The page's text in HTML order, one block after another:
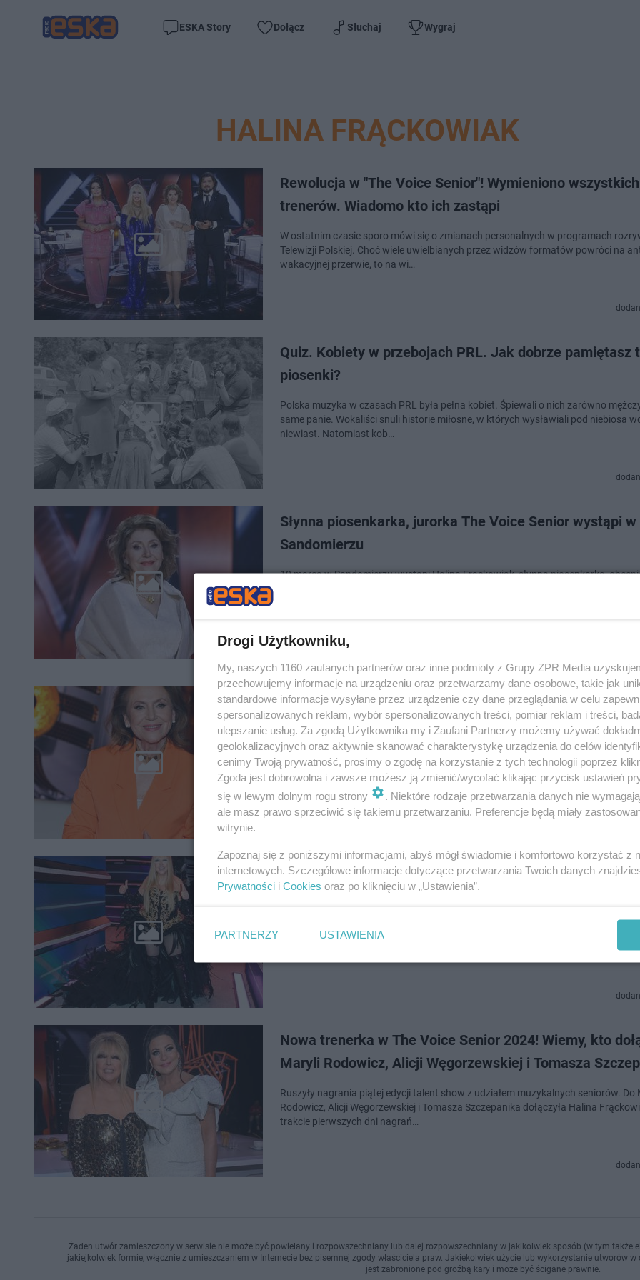
ESKA Story Dołącz Słuchaj Wygraj
HALINA FRĄCKOWIAK
Rewolucja w "The Voice Senior"! Wymieniono wszystkich
trenerów. Wiadomo kto ich zastąpi
W ostatnim czasie sporo mówi się o zmianach personalnych w programach
Telewizji Polskiej. Choć wiele uwielbianych przez widzów formatów powróci na
wakacyjnej przerwie, to na wi…
Quiz. Kobiety w przebojach PRL. Jak dobrze pamiętasz
piosenki?
Polska muzyka w czasach PRL była pełna kobiet. Śpiewali o nich zarówno
same panie. Wokaliści snuli historie miłosne, w których wysławiali pod niebiosa
niewiast. Natomiast kob…
Słynna piosenkarka, jurorka The Voice Senior wystąpi w
Sandomierzu
10 marca w Sandomierzu wystąpi Halina Frąckowiak, słynna piosenkarka,
Życie Haliny Frąckowiak bez tajemnic!
Halina Frąckowiak od najmłodszych lat zachwyca prezencją i głosem. Muzyczną
rozpoczęła w 1963 roku będąc zaledwie 16-letnią dziewczyną. Zadebiutowała na
Młodych Talentów w Szczecini…
Cała prawda o hicie Maryli Rodowicz. To nie ona
jako pierwsza!
Zdarza się tak, że hit w wykonaniu wielkiej gwiazdy, który zna każdy z nas,
śpiewał ktoś inny. Tak jest w przypadku jednego z kultowych już utworów Maryli
Nowa trenerka w The Voice Senior 2024! Wiemy, kto
Maryli Rodowicz, Alicji Węgorzewskiej i Tomasza
Ruszyły nagrania piątej edycji talent show z udziałem muzykalnych seniorów. Do
Rodowicz, Alicji Węgorzewskiej i Tomasza Szczepanika dołączyła Halina
trakcie pierwszych dni nagrań…
Żaden utwór zamieszczony w serwisie nie może być powielany i rozpowszechniany lub dalej rozpowszechniany w jakikolwiek sposób (w tym
jakiejkolwiek formie, włącznie z umieszczaniem w Internecie bez pisemnej zgody właściciela praw. Jakiekolwiek użycie lub wykorzystanie utworów
jest zabronione pod groźbą kary i może być ścigane prawnie.
Drogi Użytkowniku,
My, naszych 1160 zaufanych partnerów oraz inne podmioty z Grupy ZPR Media
przechowujemy informacje na urządzeniu oraz przetwarzamy dane osobowe, takie jak
standardowe informacje wysyłane przez urządzenie czy dane przeglądania w celu
spersonalizowanych reklam, wybór spersonalizowanych treści, pomiar reklam i treści,
ulepszanie usług. Za zgodą Użytkownika my i Zaufani Partnerzy możemy używać
geolokalizacyjnych oraz aktywnie skanować charakterystykę urządzenia do celów
cenimy Twoją prywatność, prosimy o zgodę na korzystanie z tych technologii poprzez
Zgoda jest dobrowolna i zawsze możesz ją zmienić/wycofać klikając przycisk ustawień
się w lewym dolnym rogu strony
. Niektóre rodzaje przetwarzania danych nie
ale masz prawo sprzeciwić się takiemu przetwarzaniu. Preferencje będą miały
witrynie.
Zapoznaj się z poniższymi informacjami, abyś mógł świadomie i komfortowo korzystać z
internetowych. Szczegółowe informacje dotyczące przetwarzania Twoich danych
Prywatności i Cookies oraz po kliknięciu w „Ustawienia”.
PARTNERZY USTAWIENIA